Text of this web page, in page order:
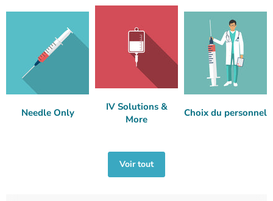
Needle Only
IV Solutions &
More
Choix du personnel
Voir tout